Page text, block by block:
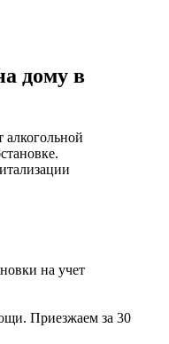
дому в
на учет
Приезжаем за 30